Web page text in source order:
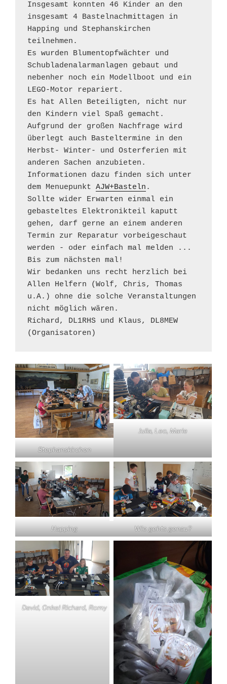
Insgesamt konnten 46 Kinder an den
insgesamt 4 Bastelnachmittagen in
Happing und Stephanskirchen
teilnehmen.
Es wurden Blumentopfwächter und
Schubladenalarmanlagen gebaut und
nebenher noch ein Modellboot und ein
LEGO-Motor repariert.
Es hat Allen Beteiligten, nicht nur
den Kindern viel Spaß gemacht.
Aufgrund der großen Nachfrage wird
überlegt auch Basteltermine in den
Herbst- Winter- und Osterferien mit
anderen Sachen anzubieten.
Informationen dazu finden sich unter
dem Menuepunkt AJW+Basteln .
Sollte wider Erwarten einmal ein
gebasteltes Elektronikteil kaputt
gehen, darf gerne an einem anderen
Termin zur Reparatur vorbeigeschaut
werden - oder einfach mal melden ...
Bis zum nächsten mal!
Wir bedanken uns recht herzlich bei
Allen Helfern (Wolf, Chris, Thomas
u.A.) ohne die solche Veranstaltungen
nicht möglich wären.
Richard, DL1RHS und Klaus, DL8MEW
(Organisatoren)
Stephanskirchen
Julia, Leo, Marie
Happing Wie gehts genau?
David, Onkel Richard, Romy